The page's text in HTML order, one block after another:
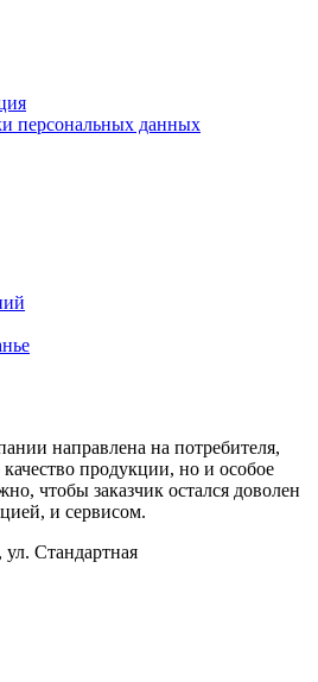
персональных данных
направлена на потребителя,
продукции, но и особое
чтобы заказчик остался доволен
и сервисом.
ул. Стандартная